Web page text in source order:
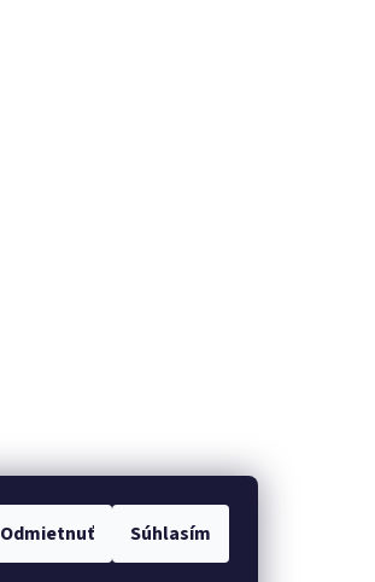
Odmietnuť Súhlasím